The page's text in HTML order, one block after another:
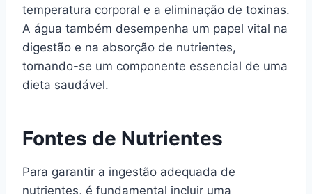
temperatura corporal e a eliminação de toxinas.
A água também desempenha um papel vital na
digestão e na absorção de nutrientes,
tornando-se um componente essencial de uma
dieta saudável.
Fontes de Nutrientes
Para garantir a ingestão adequada de
nutrientes, é fundamental incluir uma